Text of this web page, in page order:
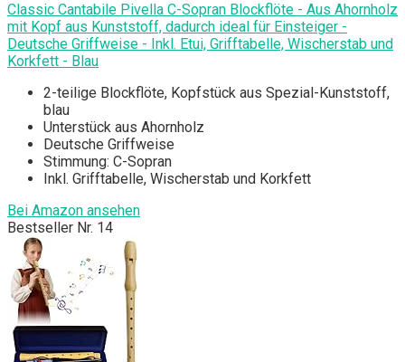
Classic Cantabile Pivella C-Sopran Blockflöte - Aus Ahornholz
mit Kopf aus Kunststoff, dadurch ideal für Einsteiger -
Deutsche Griffweise - Inkl. Etui, Grifftabelle, Wischerstab und
Korkfett - Blau
2-teilige Blockflöte, Kopfstück aus Spezial-Kunststoff,
blau
Unterstück aus Ahornholz
Deutsche Griffweise
Stimmung: C-Sopran
Inkl. Grifftabelle, Wischerstab und Korkfett
Bei Amazon ansehen
Bestseller Nr. 14